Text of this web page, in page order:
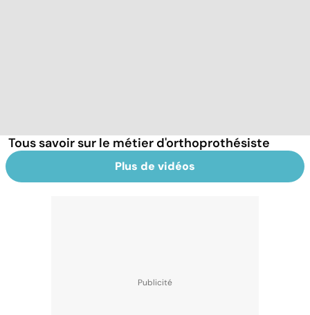
Tous savoir sur le métier d'orthoprothésiste
Plus de vidéos